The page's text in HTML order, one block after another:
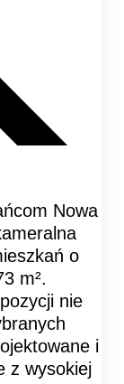
Nowa
o
m².
nie
i
z wysokiej